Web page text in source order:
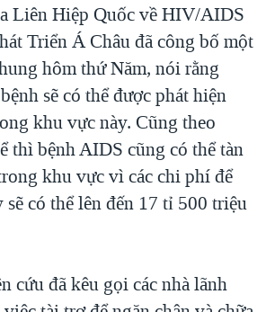
GIỚI
- NGƯỜI HẠ 'BÊN THẮNG CUỘC'
XƯA VÀ NAY
AFGHANISTAN
HÒA Ở VIỆT NAM
KIM TẠI VIỆT NAM
VS. CHÍNH PHỦ VIỆT NAM
TIẾNG VỌNG TỪ NÔNG THÔN MỸ
Liên Hiệp Quốc về HIV/AIDS
Triển Á Châu đã công bố một
hôm thứ Năm, nói rằng
sẽ có thể được phát hiện
khu vực này. Cũng theo
thì bệnh AIDS cũng có thể tàn
khu vực vì các chi phí để
có thể lên đến 17 tỉ 500 triệu
cứu đã kêu gọi các nhà lãnh